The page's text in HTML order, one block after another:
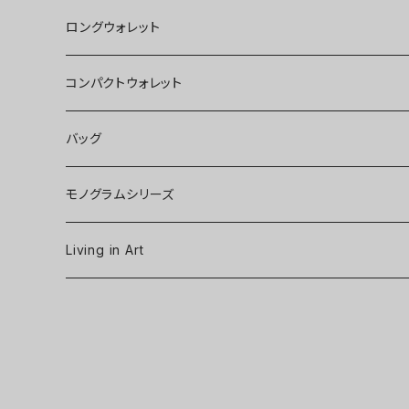
ロングウォレット
コンパクトウォレット
バッグ
モノグラムシリーズ
Living in Art